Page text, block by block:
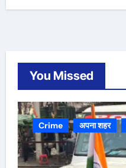
You Missed
Crime अपना शहर